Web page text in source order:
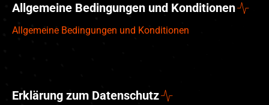
Allgemeine Bedingungen und Konditionen
Allgemeine Bedingungen und Konditionen
Erklärung zum Datenschutz